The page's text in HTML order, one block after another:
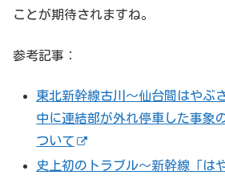
ことが期待されますね。
参考記事：
東北新幹線古川～仙台間はやぶ
中に連結部が外れ停車した事象
ついて
史上初のトラブル～新幹線「は